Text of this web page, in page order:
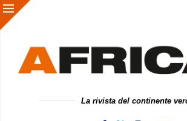
La rivista del continente